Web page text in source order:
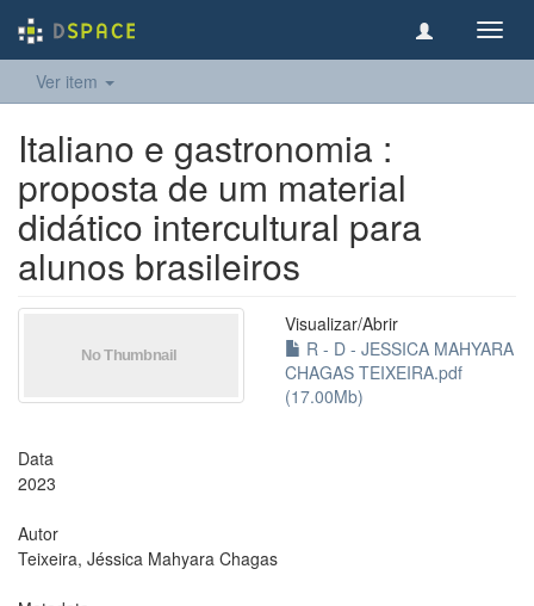
Ver item
Italiano e gastronomia :
proposta de um material
didático intercultural para
alunos brasileiros
Visualizar/Abrir
R - D - JESSICA MAHYARA
CHAGAS TEIXEIRA.pdf
(17.00Mb)
Data
2023
Autor
Teixeira, Jéssica Mahyara Chagas